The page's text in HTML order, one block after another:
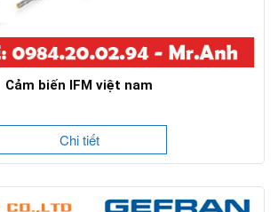
Cảm biến IFM việt nam
Chi tiết